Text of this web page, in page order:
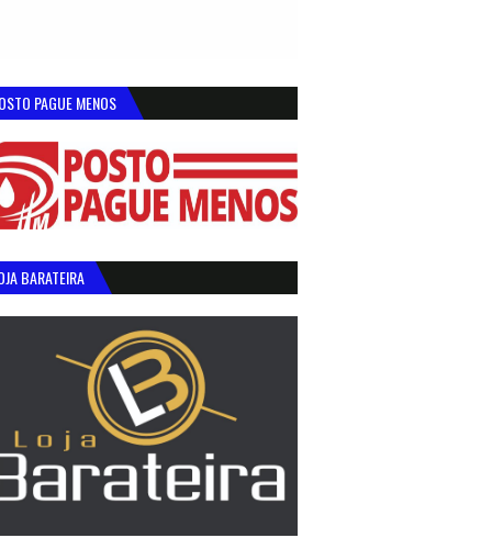
PAGUE MENOS
BARATEIRA